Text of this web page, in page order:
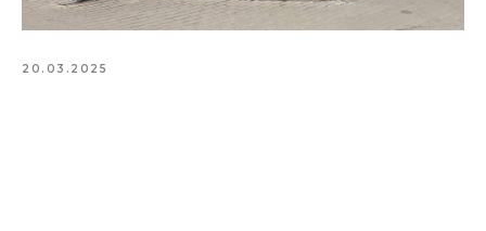
20.03.2025